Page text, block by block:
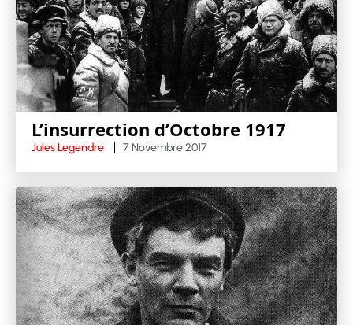
L’insurrection d’Octobre 1917
Jules Legendre 7 Novembre 2017